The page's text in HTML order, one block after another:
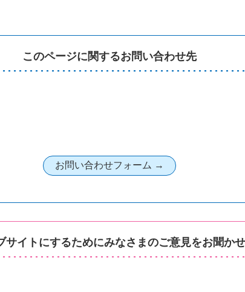
このページに関するお問い合わせ先
サイトにするためにみなさまのご意見をお聞か